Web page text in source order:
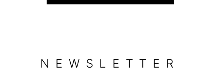
NEWSLETTER